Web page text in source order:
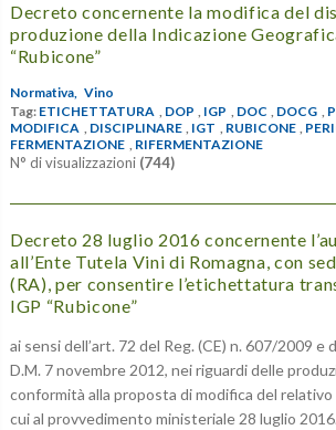
Decreto concernente la modifica del
produzione della Indicazione
“Rubicone”
Normativa, Vino
Tag: ETICHETTATURA , DOP , IGP , DOC , DOCG ,
MODIFICA , DISCIPLINARE , IGT , RUBICONE ,
FERMENTAZIONE , RIFERMENTAZIONE
N° di visualizzazioni (744)
Decreto 28 luglio 2016 concernente
all’Ente Tutela Vini di Romagna, con
(RA), per consentire l’etichettatura
IGP “Rubicone”
ai sensi dell’art. 72 del Reg. (CE) n. 607/2009 e
D.M. 7 novembre 2012, nei riguardi delle
conformità alla proposta di modifica del
cui al provvedimento ministeriale 28 luglio 2016.